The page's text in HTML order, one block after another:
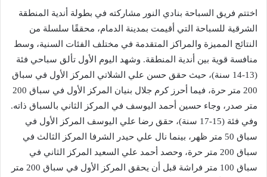
اختتم فريق السباحة بنادي النور مشاركته في بطولة أندية المنطقة
الشرقية للسباحة التي أقيمت بمدينة الدمام، محققًا سلسلة من
النتائج المميزة والمراكز المتقدمة في مختلف الفئات السنية، وسط
منافسة قوية بين أندية المنطقة. وشهد اليوم الأول تألق سباحي فئة
(13-14 سنة)، حيث حقق حسن علي الشلاتي المركز الأول في سباق
200 متر حرة، فيما أحرز كرم جلال بنيان المركز الأول في سباق 200
متر صدر، وجاء حسين أحمد اليوسف في المركز الثاني بالسباق ذاته.
وفي فئة (15-17 سنة)، حقق رضا علي اليوسف المركز الأول في
سباق 50 متر ظهر، بينما نال علي حيدر الشرفا المركز الثالث في
سباق 200 متر حرة، وحصد أحمد علي السعيد المركز الثاني في
سباق 100 متر فراشة قبل أن يحقق المركز الأول في سباق 200 متر